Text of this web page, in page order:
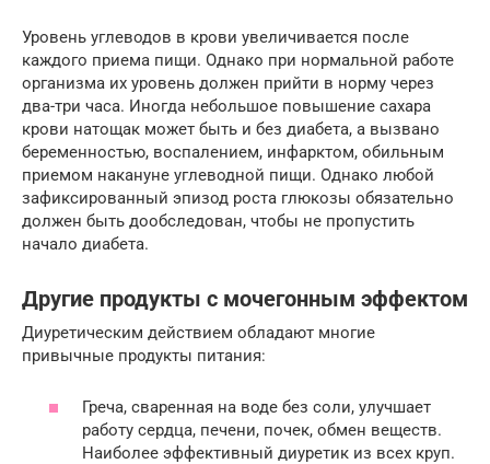
Уровень углеводов в крови увеличивается после
каждого приема пищи. Однако при нормальной работе
организма их уровень должен прийти в норму через
два-три часа. Иногда небольшое повышение сахара
крови натощак может быть и без диабета, а вызвано
беременностью, воспалением, инфарктом, обильным
приемом накануне углеводной пищи. Однако любой
зафиксированный эпизод роста глюкозы обязательно
должен быть дообследован, чтобы не пропустить
начало диабета.
Другие продукты с мочегонным эффектом
Диуретическим действием обладают многие
привычные продукты питания:
Греча, сваренная на воде без соли, улучшает
работу сердца, печени, почек, обмен веществ.
Наиболее эффективный диуретик из всех круп.